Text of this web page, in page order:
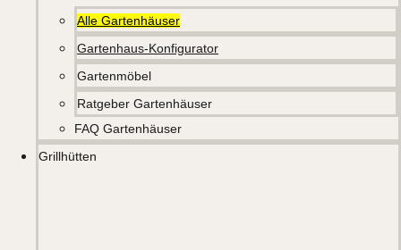
Alle Gartenhäuser
Gartenhaus-Konfigurator
Gartenmöbel
Ratgeber Gartenhäuser
FAQ Gartenhäuser
Grillhütten